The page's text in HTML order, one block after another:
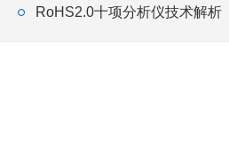
RoHS2.0十项分析仪技术解析